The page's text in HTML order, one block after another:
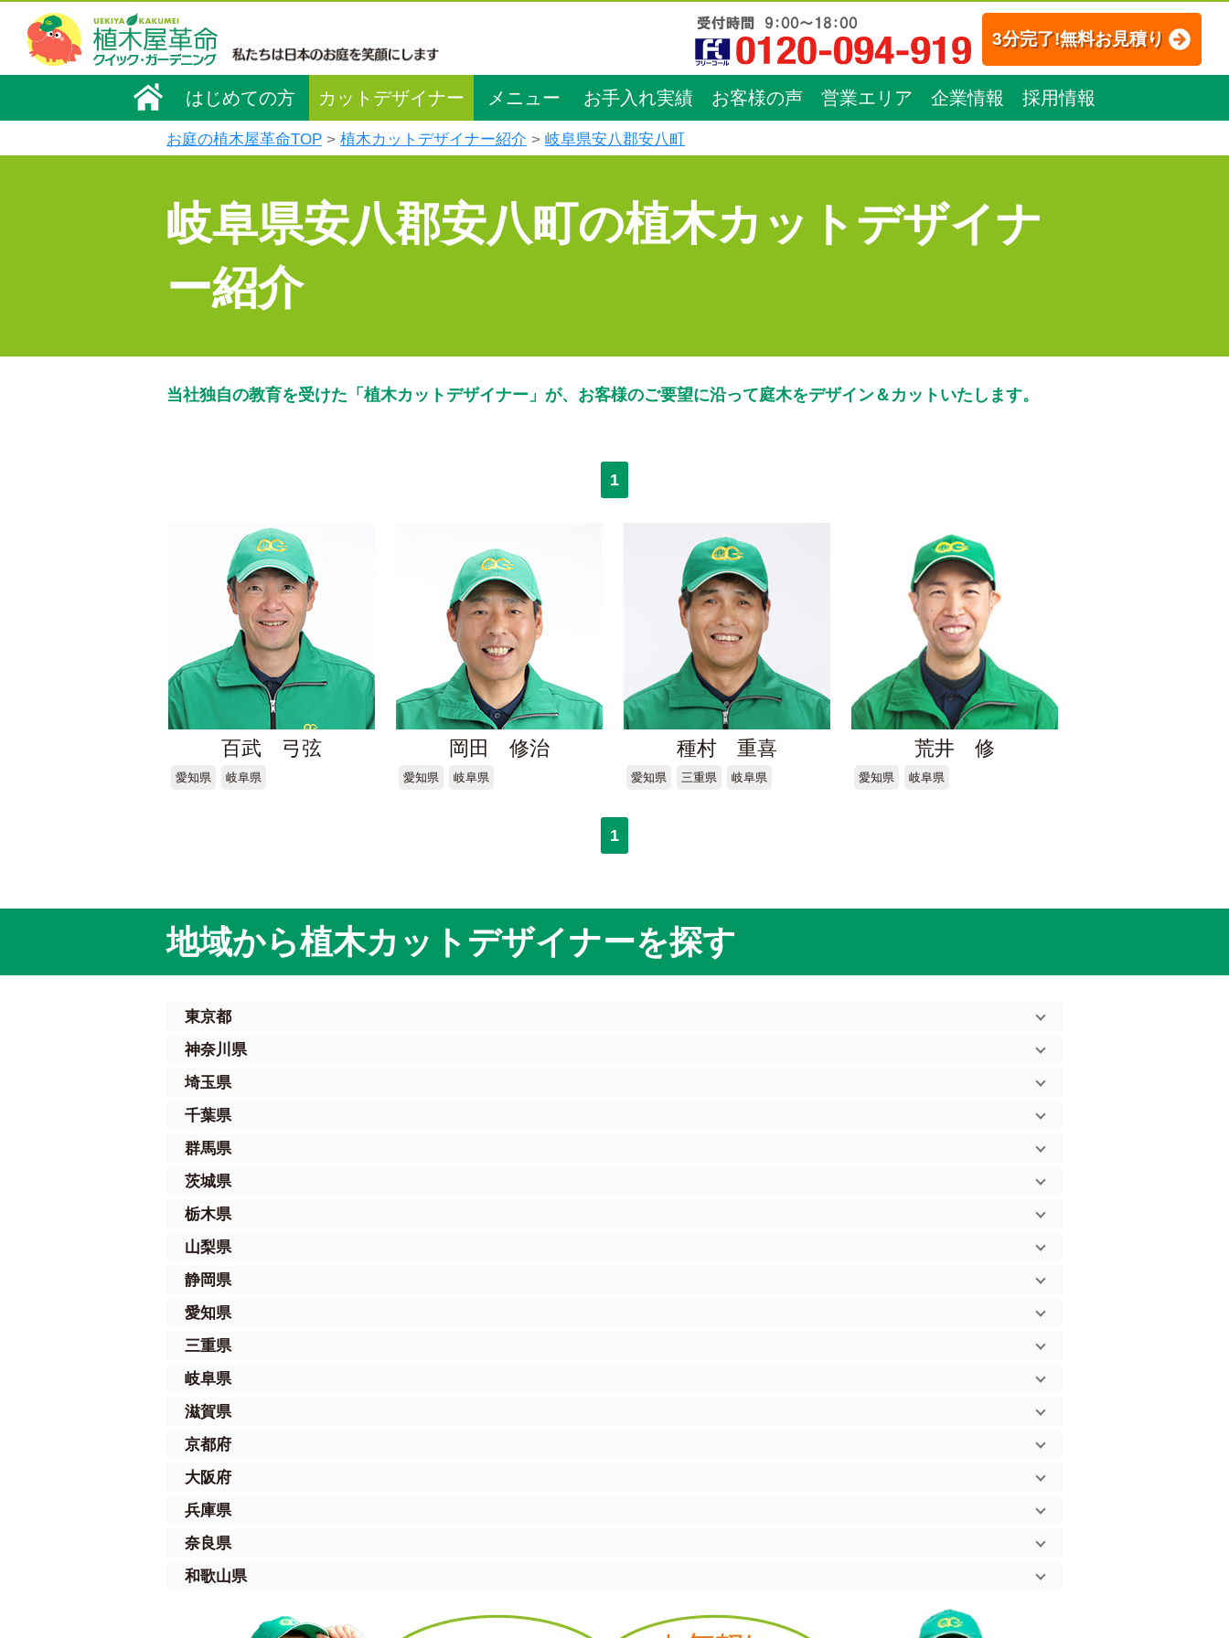
3分完了!無料お見積り
はじめての方 カットデザイナー メニュー お手入れ実績 お客様の声 営業エリア 企業情報 採用情報
お庭の植木屋革命TOP 植木カットデザイナー紹介 岐阜県安八郡安八町
岐阜県安八郡安八町の植木カットデザイナ
ー紹介
当社独自の教育を受けた「植木カットデザイナー」が、お客様のご要望に沿って庭木をデザイン＆カットいたします。
1
百武 弓弦
愛知県 岐阜県
岡田 修治
愛知県 岐阜県
種村 重喜
愛知県 三重県 岐阜県
荒井 修
愛知県 岐阜県
1
地域から植木カットデザイナーを探す
東京都
神奈川県
埼玉県
千葉県
群馬県
茨城県
栃木県
山梨県
静岡県
愛知県
三重県
岐阜県
滋賀県
京都府
大阪府
兵庫県
奈良県
和歌山県